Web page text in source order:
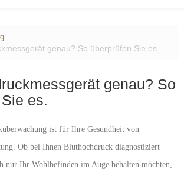
genau? So überprüfen Sie es.
genau? So
es.
überwachung ist für Ihre Gesundheit von
Ob bei Ihnen Bluthochdruck diagnostiziert
nur Ihr Wohlbefinden im Auge behalten möchten,